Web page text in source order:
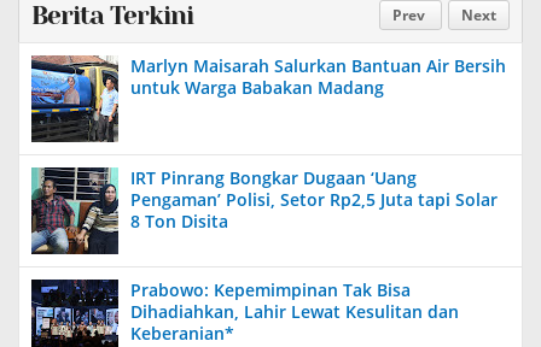
Prev Next
Berita Terkini
Marlyn Maisarah Salurkan Bantuan Air Bersih
untuk Warga Babakan Madang
IRT Pinrang Bongkar Dugaan ‘Uang
Pengaman’ Polisi, Setor Rp2,5 Juta tapi Solar
8 Ton Disita
Prabowo: Kepemimpinan Tak Bisa
Dihadiahkan, Lahir Lewat Kesulitan dan
Keberanian*